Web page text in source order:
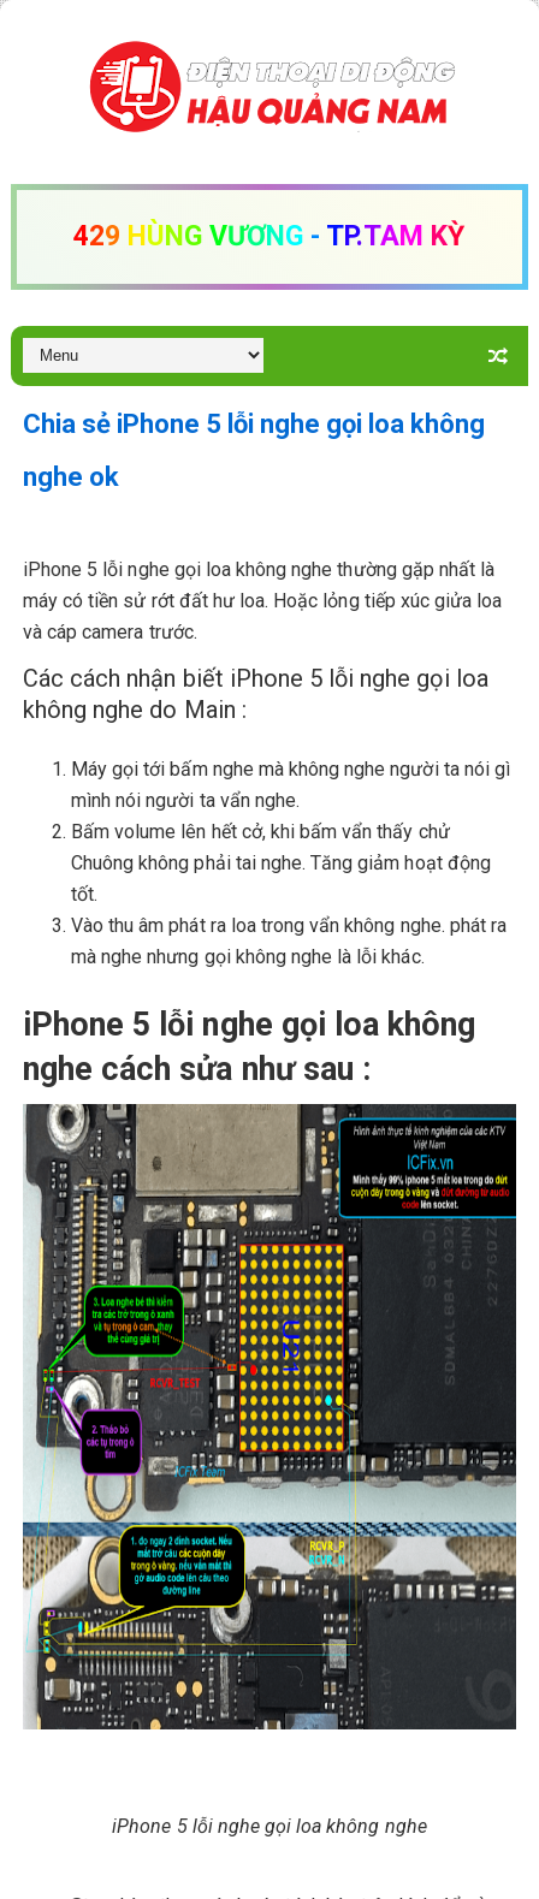
429 H ÙN G VƯƠN G - TP.TAM KỲ
Chia sẻ iPhone 5 lỗi nghe gọi loa không
nghe ok
iPhone 5 lỗi nghe gọi loa không nghe thường gặp nhất là
máy có tiền sử rớt đất hư loa. Hoặc lỏng tiếp xúc giửa loa
và cáp camera trước.
Các cách nhận biết iPhone 5 lỗi nghe gọi loa
không nghe do Main :
Máy gọi tới bấm nghe mà không nghe người ta nói gì
mình nói người ta vẩn nghe.
Bấm volume lên hết cở, khi bấm vẩn thấy chử
Chuông không phải tai nghe. Tăng giảm hoạt động
tốt.
Vào thu âm phát ra loa trong vẩn không nghe. phát ra
mà nghe nhưng gọi không nghe là lỗi khác.
iPhone 5 lỗi nghe gọi loa không
nghe cách sửa như sau :
iPhone 5 lỗi nghe gọi loa không nghe